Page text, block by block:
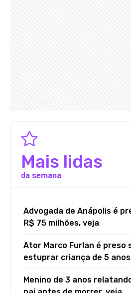
Mais lidas
da semana
Advogada de Anápolis é
R$ 75 milhões, veja
Ator Marco Furlan é preso
estuprar criança de 5 anos
Menino de 3 anos